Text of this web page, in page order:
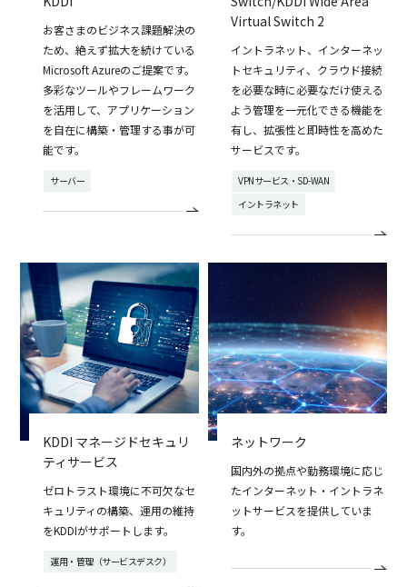
お客さまのビジネス課題解決の
ため、絶えず拡大を続けている
Microsoft Azureのご提案です。
多彩なツールやフレームワーク
を活用して、アプリケーション
を自在に構築・管理する事が可
能です。
サーバー
Virtual Switch 2
イントラネット、インターネッ
トセキュリティ、クラウド接続
を必要な時に必要なだけ使える
よう管理を一元化できる機能を
有し、拡張性と即時性を高めた
サービスです。
VPNサービス・SD-WAN
イントラネット
KDDI マネージドセキュリ
ティサービス
ゼロトラスト環境に不可欠なセ
キュリティの構築、運用の維持
をKDDIがサポートします。
運用・管理（サービスデスク）
ネットワーク
国内外の拠点や勤務環境に応じ
たインターネット・イントラネ
ットサービスを提供していま
す。